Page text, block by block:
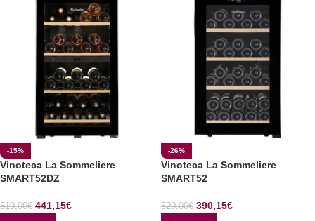
-15%
Vinoteca La Sommeliere
SMART52DZ
519,00€ 441,15€
-26%
Vinoteca La Sommeliere
SMART52
529,00€ 390,15€